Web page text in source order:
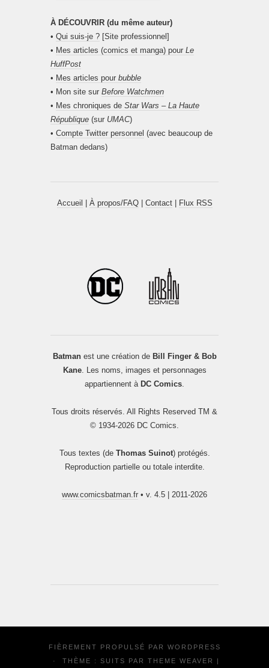
À DÉCOUVRIR (du même auteur)
• Qui suis-je ? [Site professionnel]
• Mes articles (comics et manga) pour Le
HuffPost
• Mes articles pour bubble
• Mon site sur Before Watchmen
• Mes chroniques de Star Wars – La Haute
République (sur UMAC)
• Compte Twitter personnel (avec beaucoup de
Batman dedans)
Accueil À propos/FAQ| Contact| Flux RSS
Batmanest une création de Bill Finger & Bob
Kane. Les noms, images et personnages
appartiennent à DC Comics.
Tous droits réservés. All Rights Reserved TM &
© 1934-2026 DC Comics.
Tous textes (de Thomas Suinot) protégés.
Reproduction partielle ou totale interdite.
www.comicsbatman.fr • v. 4.5 | 2011-2026
FIÈREMENT PROPULSÉ PAR WORDPRESS
·
THÈME : SUITS PAR THEME WEAVER |